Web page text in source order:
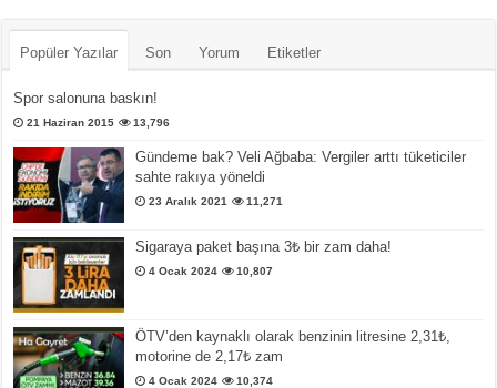
Popüler Yazılar Son Yorum Etiketler
Spor salonuna baskın!
21 Haziran 2015 13,796
Gündeme bak? Veli Ağbaba: Vergiler arttı tüketiciler
sahte rakıya yöneldi
23 Aralık 2021 11,271
Sigaraya paket başına 3₺ bir zam daha!
4 Ocak 2024 10,807
ÖTV’den kaynaklı olarak benzinin litresine 2,31₺,
motorine de 2,17₺ zam
4 Ocak 2024 10,374